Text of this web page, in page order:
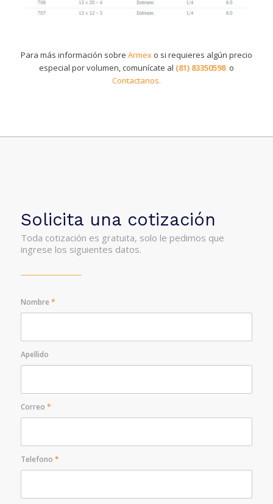
Para más información sobre Armexo si requieres algún precio
especial por volumen, comunícate al (81) 83350598 o
Contactanos.
Solicita una cotización
Toda cotización es gratuita, solo le pedimos que
ingrese los siguientes datos.
Nombre *
Apellido
Correo *
Telefono *